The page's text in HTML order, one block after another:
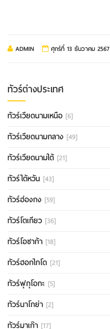
ADMIN ศุกร์ที่ 13 ธันวาคม 2567
ทัวร์ต่างประเทศ
ทัวร์เวียดนามเหนือ [6]
ทัวร์เวียดนามกลาง [49]
ทัวร์เวียดนามใต้ [21]
ทัวร์ไต้หวัน [43]
ทัวร์ฮ่องกง [59]
ทัวร์โตเกียว [36]
ทัวร์โอซาก้า [18]
ทัวร์ฮอกไกโด [21]
ทัวร์ฟุกุโอกะ [5]
ทัวร์นาโกย่า [2]
ทัวร์มาเก๊า [17]